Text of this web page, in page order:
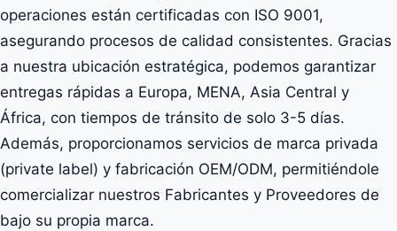
operaciones están certificadas con ISO 9001,
asegurando procesos de calidad consistentes. Gracias
a nuestra ubicación estratégica, podemos garantizar
entregas rápidas a Europa, MENA, Asia Central y
África, con tiempos de tránsito de solo 3-5 días.
Además, proporcionamos servicios de marca privada
(private label) y fabricación OEM/ODM, permitiéndole
comercializar nuestros Fabricantes y Proveedores de
bajo su propia marca.